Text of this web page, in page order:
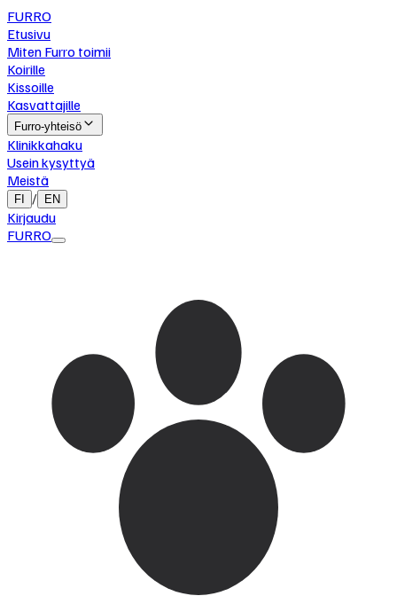
FURRO
Etusivu
Miten Furro toimii
Koirille
Kissoille
Kasvattajille
Furro-yhteisö
Klinikkahaku
Usein kysyttyä
Meistä
FI / EN
Kirjaudu
FURRO